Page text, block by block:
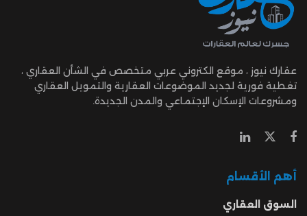
عقارك نيوز ، موقع الكتروني عربي متخصص في الشأن العقاري ،
تغطية فورية لجديد الموضوعات العقارية والتمويل العقاري
ومشروعات الإسكان الإجتماعي والمدن الجديدة.
أهم الأقسام
السوق العقاري